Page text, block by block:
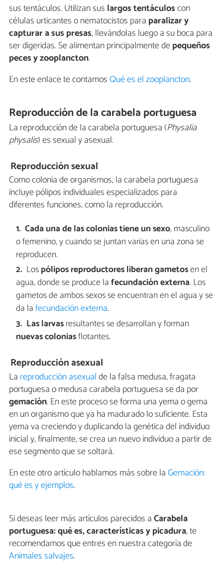
sus tentáculos. Utilizan sus largos tentáculoscon
células urticantes o nematocistos para paralizar y
capturar a sus presas, llevándolas luego a su boca para
ser digeridas. Se alimentan principalmente depequeños
peces y zooplancton.
En este enlace te contamosQué es el zooplancton.
Reproducción de la carabela portuguesa
La reproducción de la carabela portuguesa (Physalia
physalis) es sexual y asexual.
Reproducción sexual
Como colonia de organismos, la carabela portuguesa
incluye pólipos individuales especializados para
diferentes funciones, como la reproducción.
Cada una de las colonias tiene un sexo, masculino
o femenino, y cuando se juntan varias en una zona se
reproducen.
Lospólipos reproductores liberan gametosen el
agua, donde se produce lafecundación externa. Los
gametos de ambos sexos se encuentran en el agua y se
da lafecundación externa.
Las larvasresultantes se desarrollan y forman
nuevas coloniasflotantes.
Reproducción asexual
La reproducción asexualde la falsa medusa, fragata
portuguesa o medusa carabela portuguesa se da por
gemación. En este proceso se forma una yema o gema
en un organismo que ya ha madurado lo suficiente. Esta
yema va creciendo y duplicando la genética del individuo
inicial y, finalmente, se crea un nuevo individuo a partir de
ese segmento que se soltará.
En este otro artículo hablamos más sobre laGemación:
qué es y ejemplos.
Si deseas leer más artículos parecidos aCarabela
portuguesa: qué es, características y picadura, te
recomendamos que entres en nuestra categoría de
Animales salvajes.